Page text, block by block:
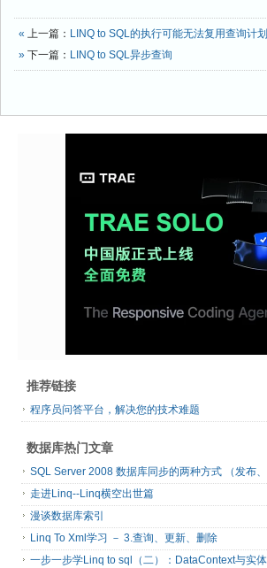
« 上一篇： LINQ to SQL的执行可能无法复用查询计划
» 下一篇： LINQ to SQL异步查询
推荐链接
程序员问答平台，解决您的技术难题
数据库热门文章
走进Linq--Linq横空出世篇
漫谈数据库索引
Linq To Xml学习 － 3.查询、更新、删除
一步一步学Linq to sql（二）：DataContext与实体